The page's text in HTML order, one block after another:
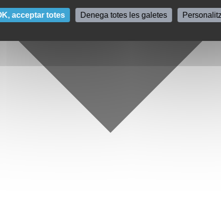
acceptar totes Denega totes les galetes